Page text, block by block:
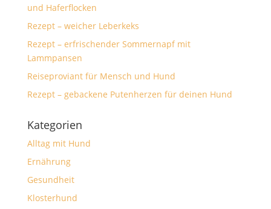
und Haferflocken
Rezept – weicher Leberkeks
Rezept – erfrischender Sommernapf mit
Lammpansen
Reiseproviant für Mensch und Hund
Rezept – gebackene Putenherzen für deinen Hund
Kategorien
Alltag mit Hund
Ernährung
Gesundheit
Klosterhund